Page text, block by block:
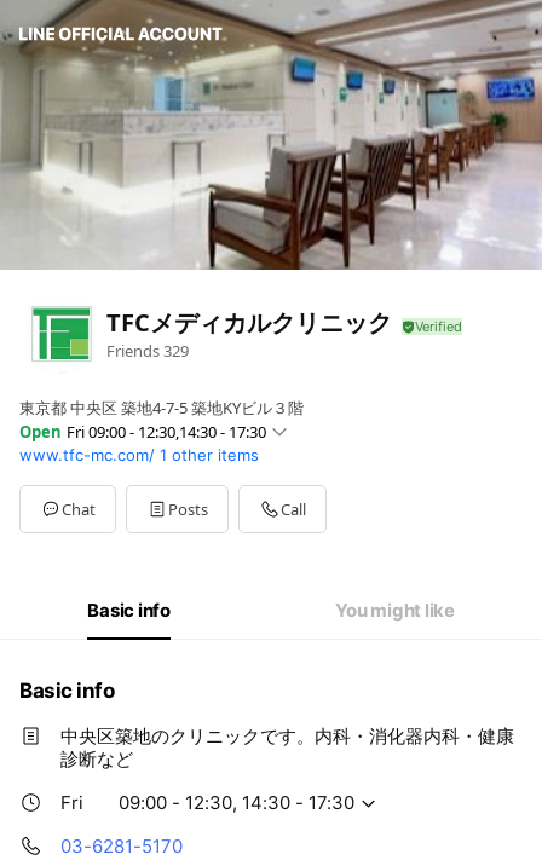
TFCメディカルクリニック
Friends329
東京都 中央区 築地4-7-5 築地KYビル３階
Open Fri 09:00 - 12:30,14:30 - 17:30
SunClosed
Mon09:00 - 12:30,14:30 - 17:30
Tue09:00 - 12:30,14:30 - 17:30
WedClosed
09:00 - 12:30
www.tfc-mc.com/ 1 other items
Chat Posts Call
Basic info You might like
Basic info
中央区築地のクリニックです。内科・消化器内科・健康
診断など
Fri
09:00 - 12:30, 14:30 - 17:30
03-6281-5170